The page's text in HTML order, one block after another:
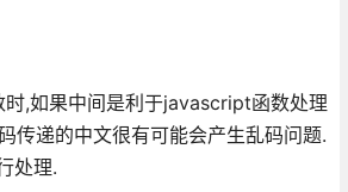
时,如果中间是利于javascript函数处理
传递的中文很有可能会产生乱码问题.
处理.